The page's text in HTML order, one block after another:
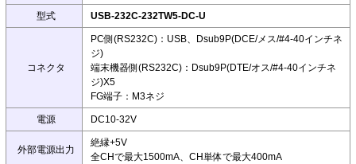
型式 USB-232C-232TW5-DC-U
コネクタ
PC側(RS232C)：USB、Dsub9P(DCE/メス/#4-40インチネ
ジ)
端末機器側(RS232C)：Dsub9P(DTE/オス/#4-40インチネ
ジ)X5
FG端子：M3ネジ
電源 DC10-32V
外部電源出力
絶縁+5V
全CHで最大1500mA、CH単体で最大400mA